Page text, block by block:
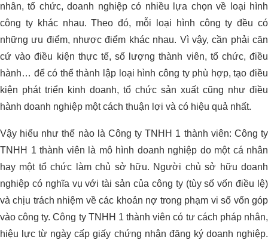
nhân, tổ chức, doanh nghiệp có nhiều lựa chọn về loại hình
công ty khác nhau. Theo đó, mỗi loại hình công ty đều có
những ưu điểm, nhược điểm khác nhau. Vì vậy, cần phải căn
cứ vào điều kiện thực tế, số lượng thành viên, tổ chức, điều
hành… để có thể thành lập loại hình công ty phù hợp, tạo điều
kiện phát triển kinh doanh, tổ chức sản xuất cũng như điều
hành doanh nghiệp một cách thuận lợi và có hiệu quả nhất.
Vậy hiểu như thế nào là Công ty TNHH 1 thành viên: Công ty
TNHH 1 thành viên là mô hình doanh nghiệp do một cá nhân
hay một tổ chức làm chủ sở hữu. Người chủ sở hữu doanh
nghiệp có nghĩa vụ với tài sản của công ty (tùy số vốn điều lệ)
và chịu trách nhiệm về các khoản nợ trong phạm vi số vốn góp
vào công ty. Công ty TNHH 1 thành viên có tư cách pháp nhân,
hiệu lực từ ngày cấp giấy chứng nhận đăng ký doanh nghiệp.